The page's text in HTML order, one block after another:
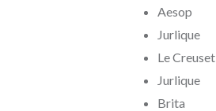
Aesop
Jurlique
Le Creuset
Jurlique
Brita